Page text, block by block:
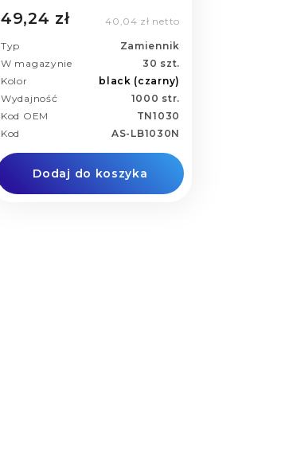
49,24 zł 40,04 zł netto
Typ
Zamiennik
W magazynie
30 szt.
Kolor
black (czarny)
Wydajność
1000 str.
Kod OEM
TN1030
Kod
AS-LB1030N
Dodaj do koszyka